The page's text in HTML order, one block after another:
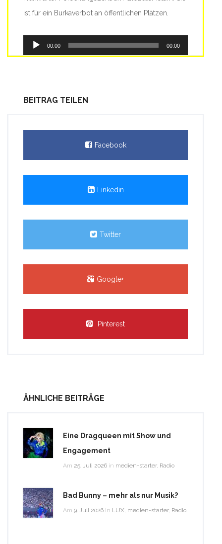
ist für ein Burkaverbot an öffentlichen Plätzen.
Audio-
Player
00:00 00:00
BEITRAG TEILEN
Facebook
Linkedin
Twitter
Google+
Pinterest
ÄHNLICHE BEITRÄGE
Eine Dragqueen mit Show und
Engagement
Am 25. Juli 2026 in medien-starter, Radio
Bad Bunny – mehr als nur Musik?
Am 9. Juli 2026 in LUX, medien-starter, Radio